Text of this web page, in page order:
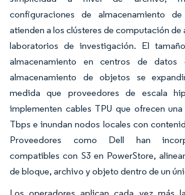
configuraciones de almacenamiento
atienden a los clústeres de computación de
laboratorios de investigación. El
almacenamiento en centros de datos
almacenamiento de objetos se
medida que proveedores de escala
implementen cables TPU que ofrecen
Tbps e inundan nodos locales con
Proveedores como Dell han
compatibles con S3 en PowerStore,
de bloque, archivo y objeto dentro de un